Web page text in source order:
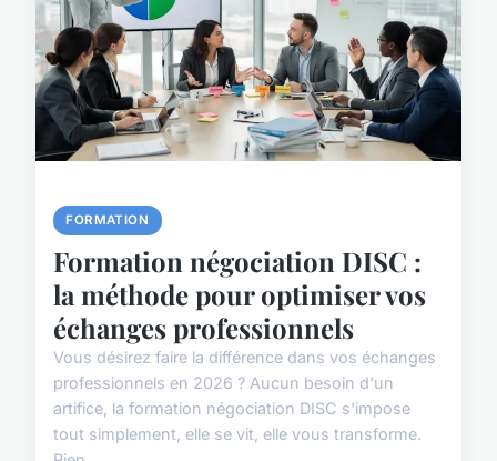
FORMATION
Formation négociation DISC :
la méthode pour optimiser vos
échanges professionnels
Vous désirez faire la différence dans vos échanges
professionnels en 2026 ? Aucun besoin d'un
artifice, la formation négociation DISC s'impose
tout simplement, elle se vit, elle vous transforme.